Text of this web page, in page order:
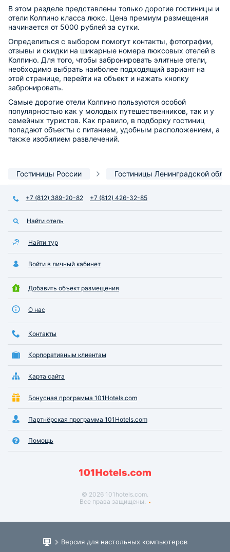
В этом разделе представлены только дорогие гостиницы и
отели Колпино класса люкс. Цена премиум размещения
начинается от 5000 рублей за сутки.
Определиться с выбором помогут контакты, фотографии,
отзывы и скидки на шикарные номера люксовых отелей в
Колпино. Для того, чтобы забронировать элитные отели,
необходимо выбрать наиболее подходящий вариант на
этой странице, перейти на объект и нажать кнопку
забронировать.
Самые дорогие отели Колпино пользуются особой
популярностью как у молодых путешественников, так и у
семейных туристов. Как правило, в подборку гостиниц
попадают объекты с питанием, удобным расположением, а
также изобилием развлечений.
Гостиницы России Гостиницы Ленинградской
+7 (812) 389-20-82 +7 (812) 426-32-85
Найти отель
Найти тур
Войти в личный кабинет
Добавить объект размещения
О нас
Контакты
Корпоративным клиентам
Карта сайта
Бонусная программа 101Hotels.com
Партнёрская программа 101Hotels.com
Помощь
© 2026 101hotels.com.
Все права защищены.
Версия для настольных компьютеров